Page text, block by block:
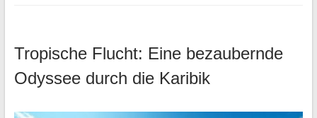
Tropische Flucht: Eine bezaubernde
Odyssee durch die Karibik